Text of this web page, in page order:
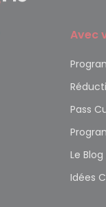
Avec
Pass
Le
Idées